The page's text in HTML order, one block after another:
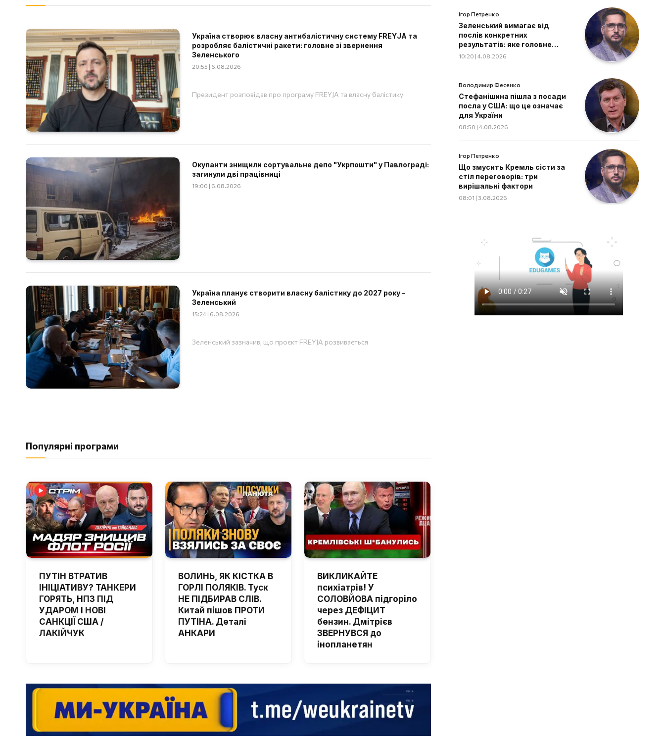
Україна створює власну антибалістичну систему FREYJA та
розробляє балістичні ракети: головне зі звернення
Зеленського
20:55 | 6.08.2026
Президент розповідав про програму FREYJA та власну балістику
Окупанти знищили сортувальне депо "Укрпошти" у Павлограді:
загинули дві працівниці
19:00 | 6.08.2026
Україна планує створити власну балістику до 2027 року -
Зеленський
15:24 | 6.08.2026
Зеленський зазначив, що проєкт FREYJA розвивається
Популярні програми
ПУТІН ВТРАТИВ
ІНІЦІАТИВУ? ТАНКЕРИ
ГОРЯТЬ, НПЗ ПІД
УДАРОМ І НОВІ
САНКЦІЇ США /
ЛАКІЙЧУК
ВОЛИНЬ, ЯК КІСТКА В
ГОРЛІ ПОЛЯКІВ. Туск
НЕ ПІДБИРАВ СЛІВ.
Китай пішов ПРОТИ
ПУТІНА. Деталі
АНКАРИ
ВИКЛИКАЙТЕ
психіатрів! У
СОЛОВЙОВА підгоріло
через ДЕФІЦИТ
бензин. Дмітрієв
ЗВЕРНУВСЯ до
інопланетян
Ігор Петренко
Зеленський вимагає від
послів конкретних
результатів: яке головне
завдання дипломатів
10:20 | 4.08.2026
Володимир Фесенко
Стефанішина пішла з посади
посла у США: що це означає
для України
08:50 | 4.08.2026
Ігор Петренко
Що змусить Кремль сісти за
стіл переговорів: три
вирішальні фактори
08:01 | 3.08.2026